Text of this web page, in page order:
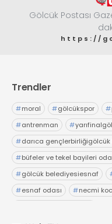
Gölcük Postası
https://
Trendler
#moral #gölcükspor #
#antrenman #
#darıca
#büfeler ve tekel bayileri
#gölcük belediyesiesnaf
#esnaf odası #necmi